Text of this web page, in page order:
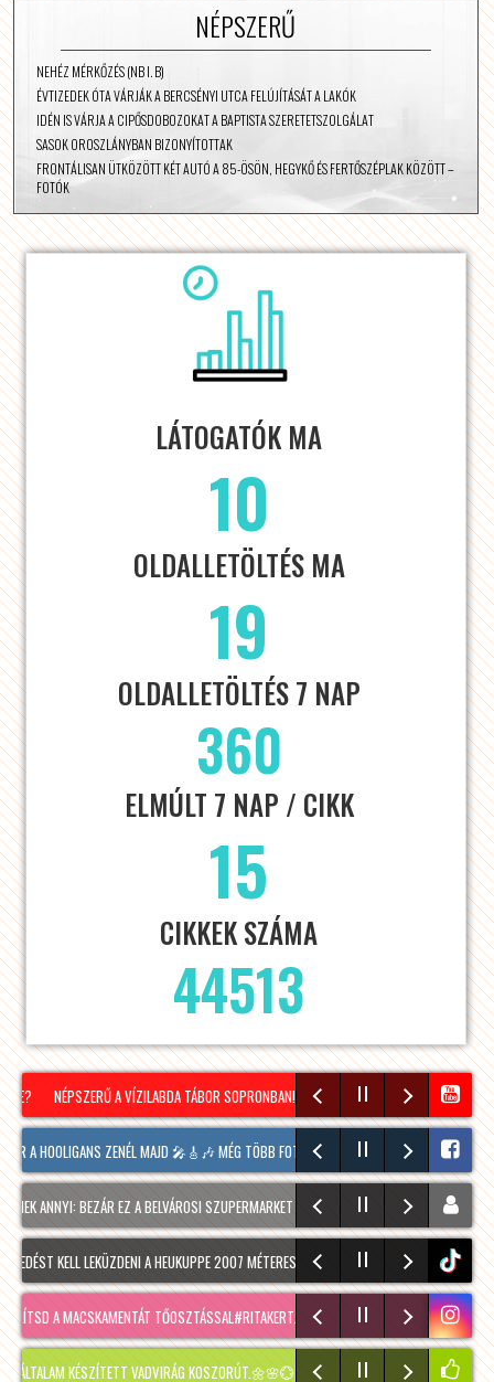
NÉPSZERŰ
NEHÉZ MÉRKŐZÉS (NB I. B)
ÉVTIZEDEK ÓTA VÁRJÁK A BERCSÉNYI UTCA FELÚJÍTÁSÁT A LAKÓK
IDÉN IS VÁRJA A CIPŐSDOBOZOKAT A BAPTISTA SZERETETSZOLGÁLAT
SASOK OROSZLÁNYBAN BIZONYÍTOTTAK
FRONTÁLISAN ÜTKÖZÖTT KÉT AUTÓ A 85-ÖSÖN, HEGYKŐ ÉS FERTŐSZÉPLAK KÖZÖTT –
FOTÓK
LÁTOGATÓK MA
10
OLDALLETÖLTÉS MA
19
OLDALLETÖLTÉS 7 NAP
360
ELMÚLT 7 NAP / CIKK
15
CIKKEK SZÁMA
44513
NÉPSZERŰ A VÍZILABDA TÁBOR SOPRONBAN! #VIZILABDA #SOPRON #TÁBOR
A HOOLIGANS ZENÉL MAJD 🎤🎸🎶 MÉG TÖBB FOTÓ A VASÁRNAPI HANGULATRÓL ITT 👉…
ANNYI: BEZÁR EZ A BELVÁROSI SZUPERMARKET TALLÓZÓ EGYEDI KONCERT,
KELL LEKÜZDENI A HEUKUPPE 2007 MÉTERES CSÚCSÁIG. ANNAK, AKI NEM tiktok
A MACSKAMENTÁT TŐOSZTÁSSAL#RITAKERTJE A HATALMASRA NŐTT MACSKAMENTA
KÉSZÍTETT VADVIRÁG KOSZORÚT.🌼🌸💮 AKKOR MÉG NEM ÁRULTAM EL, KINEK S…